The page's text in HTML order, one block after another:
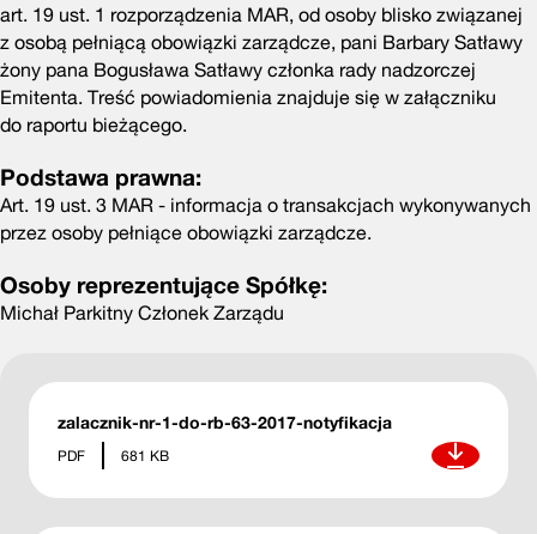
art. 19 ust. 1 rozporządzenia MAR, od osoby blisko związanej
z osobą pełniącą obowiązki zarządcze, pani Barbary Satławy
żony pana Bogusława Satławy członka rady nadzorczej
Emitenta. Treść powiadomienia znajduje się w załączniku
do raportu bieżącego.
Podstawa prawna:
Art. 19 ust. 3 MAR - informacja o transakcjach wykonywanych
przez osoby pełniące obowiązki zarządcze.
Osoby reprezentujące Spółkę:
Michał Parkitny Członek Zarządu
zalacznik-nr-1-do-rb-63-2017-notyfikacja
PDF 681 KB Pobierz